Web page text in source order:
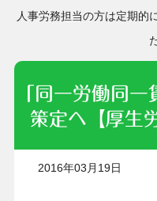
人事労務担当の方は定期的
「同一労働同
策定へ【厚生
2016年03月19日